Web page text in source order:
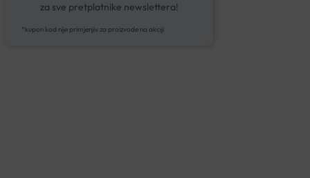
za sve pretplatnike newslettera!
*kupon kod nije primjenjiv za proizvode na akciji